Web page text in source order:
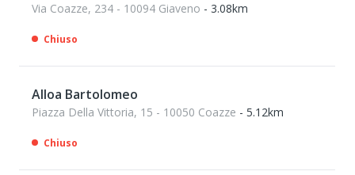
Via Coazze, 234 - 10094 Giaveno - 3.08km
Chiuso
Alloa Bartolomeo
Piazza Della Vittoria, 15 - 10050 Coazze - 5.12km
Chiuso